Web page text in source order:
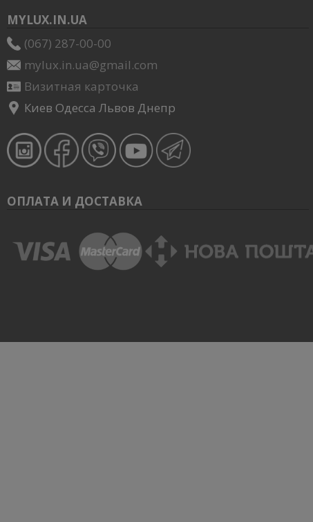
MYLUX.IN.UA
(067) 287-00-00
mylux.in.ua@gmail.com
Визитная карточка
Киев Одесса Львов Днепр
ОПЛАТА И ДОСТАВКА